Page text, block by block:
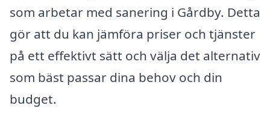
som arbetar med sanering i Gårdby. Detta
gör att du kan jämföra priser och tjänster
på ett effektivt sätt och välja det alternativ
som bäst passar dina behov och din
budget.